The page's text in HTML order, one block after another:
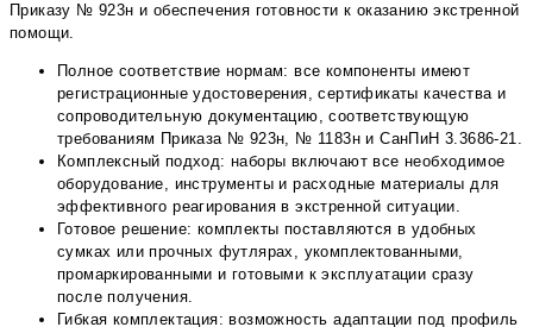
Приказу № 923н и обеспечения готовности к оказанию экстренной
помощи.
Полное соответствие нормам: все компоненты имеют
регистрационные удостоверения, сертификаты качества и
сопроводительную документацию, соответствующую
требованиям Приказа № 923н, № 1183н и СанПиН 3.3686-21.
Комплексный подход: наборы включают все необходимое
оборудование, инструменты и расходные материалы для
эффективного реагирования в экстренной ситуации.
Готовое решение: комплекты поставляются в удобных
сумках или прочных футлярах, укомплектованными,
промаркированными и готовыми к эксплуатации сразу
после получения.
Гибкая комплектация: возможность адаптации под профиль